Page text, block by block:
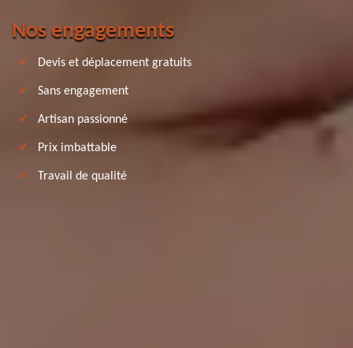
Nos engagements
Devis et déplacement gratuits
Sans engagement
Artisan passionné
Prix imbattable
Travail de qualité